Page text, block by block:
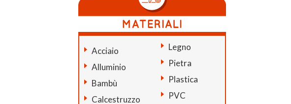
Acciaio
Alluminio
Bambù
Calcestruzzo
Legno
Pietra
Plastica
PVC